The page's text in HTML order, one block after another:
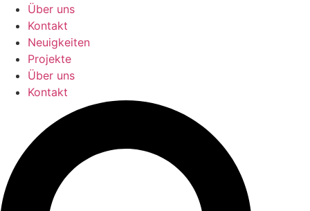
Über uns
Kontakt
Neuigkeiten
Projekte
Über uns
Kontakt